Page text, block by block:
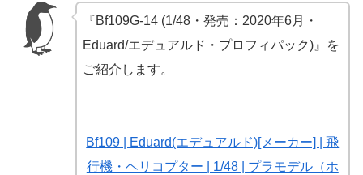
『Bf109G-14 (1/48・発売：2020年6月・
Eduard/エデュアルド・プロフィパック)』を
ご紹介します。
Bf109 | Eduard(エデュアルド)[メーカー] | 飛
行機・ヘリコプター | 1/48 | プラモデル（ホ